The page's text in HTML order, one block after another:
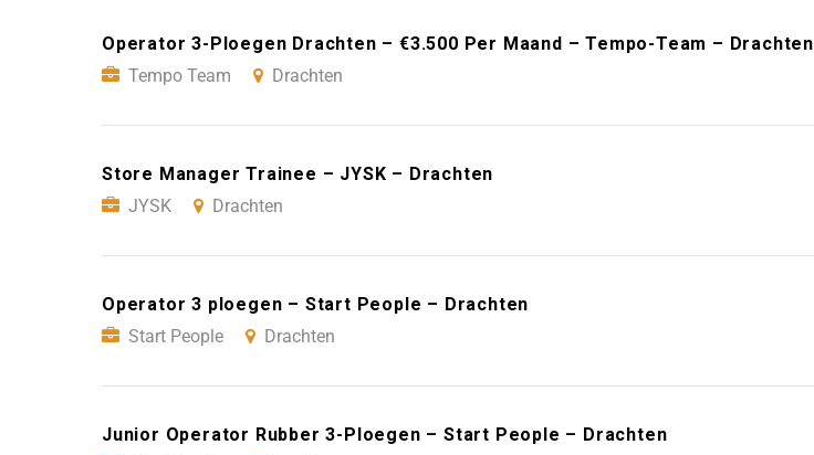
Operator 3-Ploegen Drachten – €3.500 Per Maand – Tempo-Team – Drachten
Tempo Team
Drachten
Store Manager Trainee – JYSK – Drachten
JYSK
Drachten
Operator 3 ploegen – Start People – Drachten
Start People
Drachten
Junior Operator Rubber 3-Ploegen – Start People – Drachten